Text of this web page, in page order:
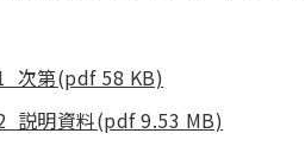
次第(pdf 58 KB)
説明資料(pdf 9.53 MB)